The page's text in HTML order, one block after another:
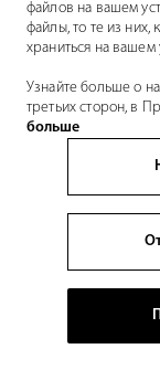
файлов на вашем
файлы, то те из них,
храниться на вашем
Узнайте больше о
третьих сторон, в
больше